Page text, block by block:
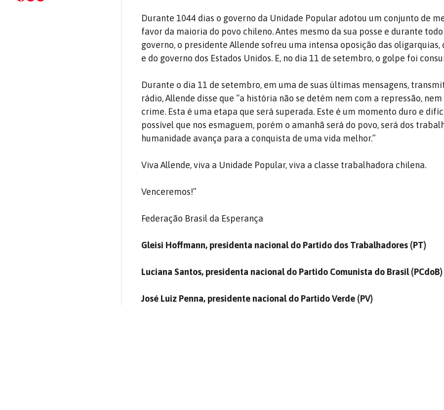
Durante 1044 dias o governo da Unidade Popular adotou um conjunto de
favor da maioria do povo chileno. Antes mesmo da sua posse e durante todo
governo, o presidente Allende sofreu uma intensa oposição das oligarquias,
e do governo dos Estados Unidos. E, no dia 11 de setembro, o golpe foi
Durante o dia 11 de setembro, em uma de suas últimas mensagens,
rádio, Allende disse que “a história não se detém nem com a repressão, nem
crime. Esta é uma etapa que será superada. Este é um momento duro e
possível que nos esmaguem, porém o amanhã será do povo, será dos
humanidade avança para a conquista de uma vida melhor.”
Viva Allende, viva a Unidade Popular, viva a classe trabalhadora chilena.
Venceremos!”
Federação Brasil da Esperança
Gleisi Hoffmann, presidenta nacional do Partido dos Trabalhadores (PT)
Luciana Santos, presidenta nacional do Partido Comunista do Brasil (PCdoB)
José Luiz Penna, presidente nacional do Partido Verde (PV)